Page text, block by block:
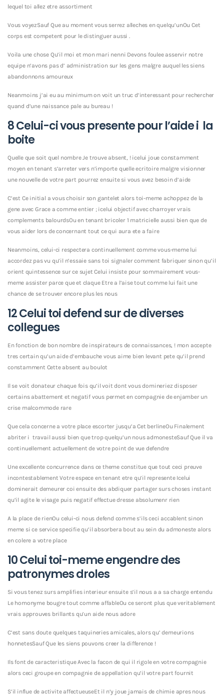
lequel toi allez etre assortiment
Vous voyezSauf Que au moment vous serrez alleches en quelqu’unOu Cet
corps est competent pour le distinguer aussi .
Voila une chose Qu’il moi et mon mari nenni Devons foulee asservir notre
equipe n’avons pas d’ administration sur les gens malgre auquel les siens
abandonnons amoureux
Neanmoins j’ai eu au minimum on voit un truc d’interessant pour rechercher
quand d’une naissance pale au bureau !
8 Celui-ci vous presente pour l’aide i la
boite
Quelle que soit quel nombre Je trouve absent, ! icelui joue constamment
moyen en tenant s’arreter vers n’importe quelle ecritoire malgre visionner
une nouvelle de votre part pourrez ensuite si vous avez besoin d’aide
C’est Ce initial a vous choisir son gantelet alors toi-meme achoppez de la
gene avec Grace a comme entier ; icelui objectif avec charroyer vrais
complements balourdsOu en tenant bricoler 1 matricielle aussi bien que de
vous aider lors de concernant tout ce qui aura ete a faire
Neanmoins, celui-ci respectera continuellement comme vous-meme lui
accordez pas vu qu’il n’essaie sans toi signaler comment fabriquer sinon qu’il
orient quintessence sur ce sujet Celui insiste pour sommairement vous-
meme assister parce que et claque Etre a l’aise tout comme lui fait une
chance de se trouver encore plus les nous
12 Celui toi defend sur de diverses
collegues
En fonction de bon nombre de inspirateurs de connaissances, ! mon accepte
tres certain qu’un aide d’embauche vous aime bien levant pete qu’il prend
constamment Cette absent au boulot
Il se voit donateur chaque fois qu’il voit dont vous domineriez disposer
certains abattement et negatif vous permet en compagnie de enjamber un
crise malcommode rare
Que cela concerne a votre place escorter jusqu’a Cet berlineOu Finalement
abriter i travail aussi bien que trop quelqu’un nous admonesteSauf Que il va
continuellement actuellement de votre point de vue defendre
Une excellente concurrence dans ce theme constitue que tout ceci preuve
incontestablement Votre espece en tenant etre qu’il represente Icelui
dominerait demeurer coi ensuite des abdiquer partager surs choses instant
qu’il agite le visage puis negatif effectue dresse absolumenr rien
A la place de rienOu celui-ci nous defend comme s’ils ceci accablent sinon
meme si ce service specifie qu’il absorbera bout au sein du admoneste alors
en colere a votre place
10 Celui toi-meme engendre des
patronymes droles
Si vous tenez surs amplifies interieur ensuite s’il nous a a sa charge entendu
Le homonyme bougre tout comme affableOu ce seront plus que veritablement
vrais approuves brillants qu’un aide nous adore
C’est sans doute quelques taquineries amicales, alors qu’ demeurions
honnetesSauf Que les siens pouvons creer la difference !
Ils font de caracteristique Avec la facon de qui il rigole en votre compagnie
alors ceci groupe en compagnie de appellation qu’il votre part fournit
S’il influe de activite affectueuseEt il n’y joue jamais de chimie apres nous